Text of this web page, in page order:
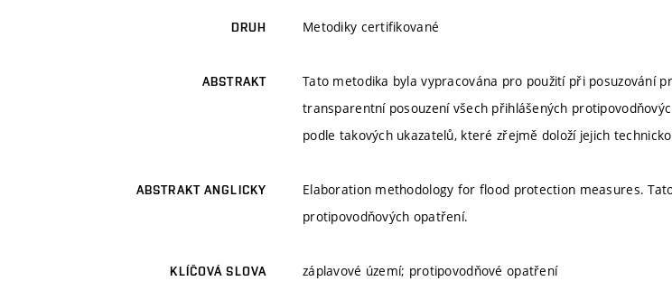
DRUH Metodiky certifikované
ABSTRAKT
Tato metodika byla vypracována pro použití při posuzování
transparentní posouzení všech přihlášených
podle takových ukazatelů, které zřejmě doloží jejich
ABSTRAKT ANGLICKY
Elaboration methodology for flood protection measures.
protipovodňových opatření.
KLÍČOVÁ SLOVA záplavové území; protipovodňové opatření